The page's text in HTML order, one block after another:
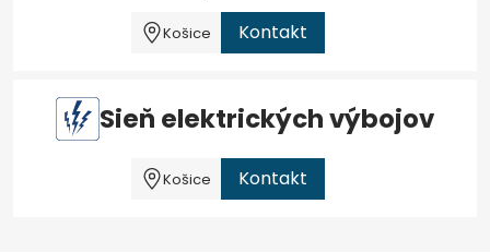
Košice Kontakt
Sieň elektrických výbojov
Košice Kontakt